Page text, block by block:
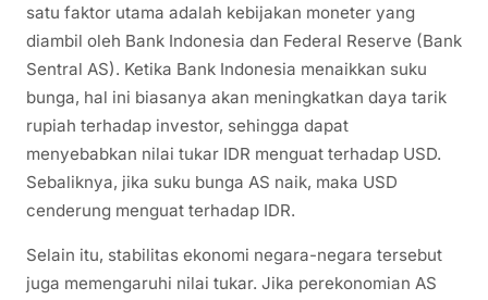
satu faktor utama adalah kebijakan moneter yang
diambil oleh Bank Indonesia dan Federal Reserve (Bank
Sentral AS). Ketika Bank Indonesia menaikkan suku
bunga, hal ini biasanya akan meningkatkan daya tarik
rupiah terhadap investor, sehingga dapat
menyebabkan nilai tukar IDR menguat terhadap USD.
Sebaliknya, jika suku bunga AS naik, maka USD
cenderung menguat terhadap IDR.
Selain itu, stabilitas ekonomi negara-negara tersebut
juga memengaruhi nilai tukar. Jika perekonomian AS